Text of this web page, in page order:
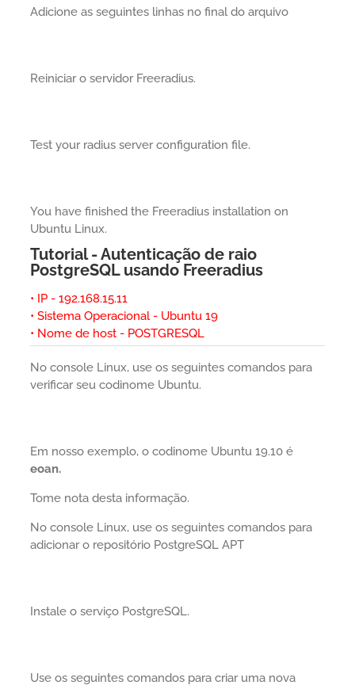
Adicione as seguintes linhas no final do arquivo
Reiniciar o servidor Freeradius.
Test your radius server configuration file.
You have finished the Freeradius installation on
Ubuntu Linux.
Tutorial - Autenticação de raio
PostgreSQL usando Freeradius
• IP - 192.168.15.11
• Sistema Operacional - Ubuntu 19
• Nome de host - POSTGRESQL
No console Linux, use os seguintes comandos para
verificar seu codinome Ubuntu.
Em nosso exemplo, o codinome Ubuntu 19.10 é
eoan.
Tome nota desta informação.
No console Linux, use os seguintes comandos para
adicionar o repositório PostgreSQL APT
Instale o serviço PostgreSQL.
Use os seguintes comandos para criar uma nova